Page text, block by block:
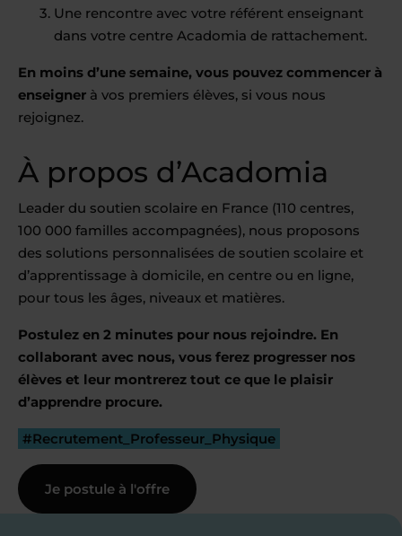
Une rencontre avec votre référent enseignant
dans votre centre Acadomia de rattachement.
En moins d’une semaine, vous pouvez commencer à
enseigner à vos premiers élèves, si vous nous
rejoignez.
À propos d’Acadomia
Leader du soutien scolaire en France (110 centres,
100 000 familles accompagnées), nous proposons
des solutions personnalisées de soutien scolaire et
d’apprentissage à domicile, en centre ou en ligne,
pour tous les âges, niveaux et matières.
Postulez en 2 minutes pour nous rejoindre. En
collaborant avec nous, vous ferez progresser nos
élèves et leur montrerez tout ce que le plaisir
d’apprendre procure.
#Recrutement_Professeur_Physique
Je postule à l'offre